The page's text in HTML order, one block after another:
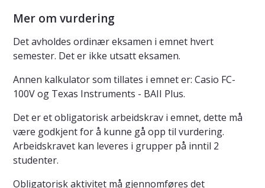
Mer om vurdering
Det avholdes ordinær eksamen i emnet hvert
semester. Det er ikke utsatt eksamen.
Annen kalkulator som tillates i emnet er: Casio FC-
100V og Texas Instruments - BAII Plus.
Det er et obligatorisk arbeidskrav i emnet, dette må
være godkjent for å kunne gå opp til vurdering.
Arbeidskravet kan leveres i grupper på inntil 2
studenter.
Obligatorisk aktivitet må gjennomføres det